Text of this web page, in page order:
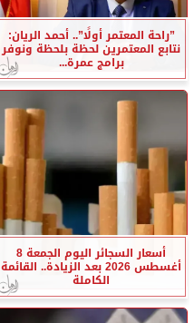
”راحة المعتمر أولًا”.. أحمد الريان:
نتابع المعتمرين لحظة بلحظة ونوفر
برامج عمرة...
أسعار السجائر اليوم الجمعة 8
أغسطس 2026 بعد الزيادة.. القائمة
الكاملة